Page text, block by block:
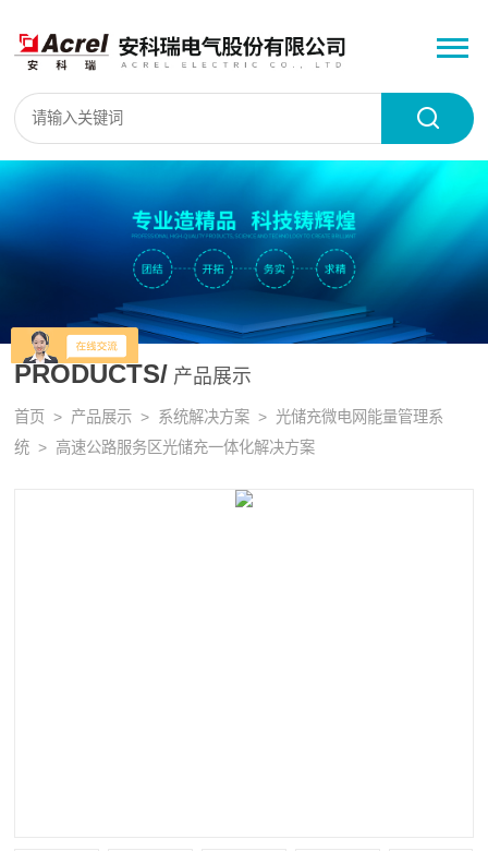
PRODUCTS/ 产品展示
首页 > 产品展示 > 系统解决方案 > 光储充微电网能量管理系
统 > ‌高速公路服务区‌光储充一体化解决方案